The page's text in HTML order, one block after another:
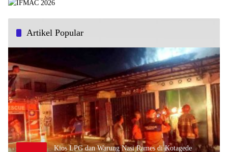
Artikel Popular
Kios LPG dan Warung Nasi Rames di Kotagede